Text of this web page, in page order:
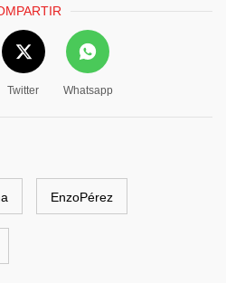
Twitter Whatsapp
EnzoPérez